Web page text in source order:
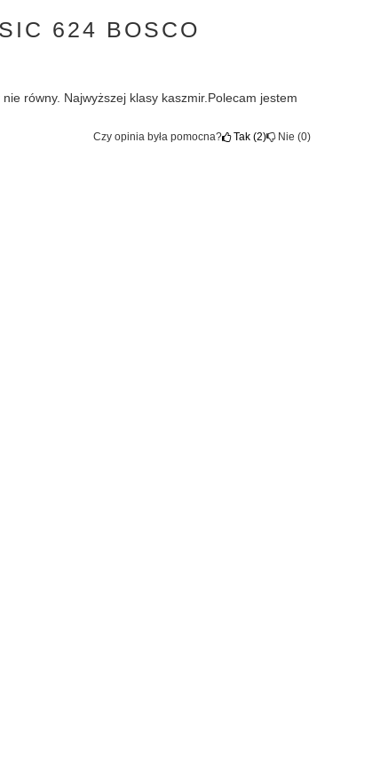
624 BOSCO
równy. Najwyższej klasy kaszmir.Polecam jestem
Czy opinia była pomocna? Tak 2 Nie 0